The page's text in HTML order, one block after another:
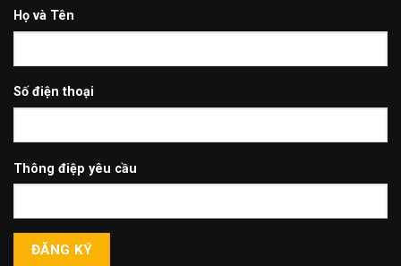
Họ và Tên
Số điện thoại
Thông điệp yêu cầu